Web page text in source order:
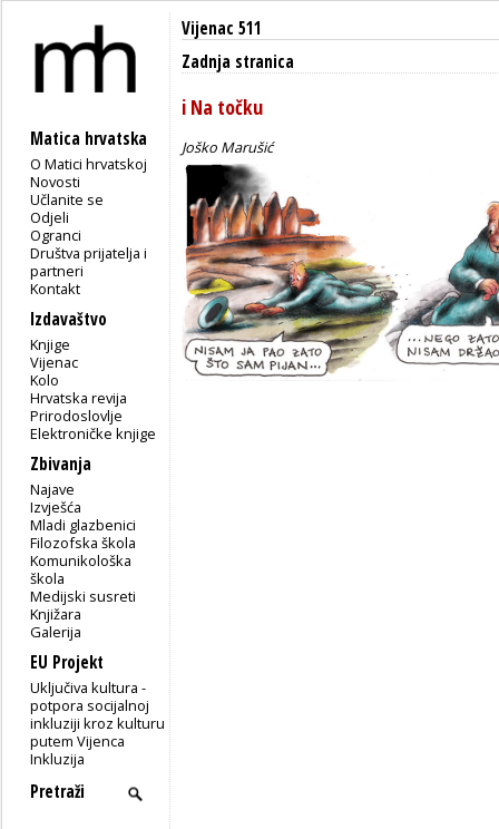
Matica hrvatska
O Matici hrvatskoj
Novosti
Učlanite se
Odjeli
Ogranci
Društva prijatelja i
partneri
Kontakt
Izdavaštvo
Knjige
Vijenac
Kolo
Hrvatska revija
Prirodoslovlje
Elektroničke knjige
Zbivanja
Najave
Izvješća
Mladi glazbenici
Filozofska škola
Komunikološka
škola
Medijski susreti
Knjižara
Galerija
EU Projekt
Uključiva kultura -
potpora socijalnoj
inkluziji kroz kulturu
putem Vijenca
Inkluzija
Vijenac 511
Zadnja stranica
i Na točku
Joško Marušić